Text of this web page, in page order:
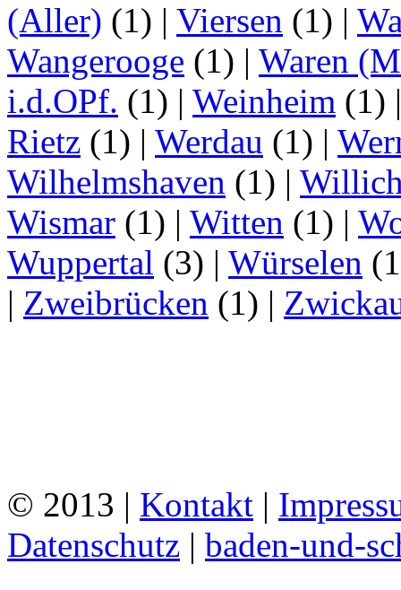
(Aller) (1) | Viersen (1) |
Wangerooge (1) | Waren
i.d.OPf. (1) | Weinheim (1)
Rietz (1) | Werdau (1) |
Wilhelmshaven (1) |
Wismar (1) | Witten (1) |
Wuppertal (3) | Würselen
| Zweibrücken (1) |
© 2013 | Kontakt |
Datenschutz | baden-und-